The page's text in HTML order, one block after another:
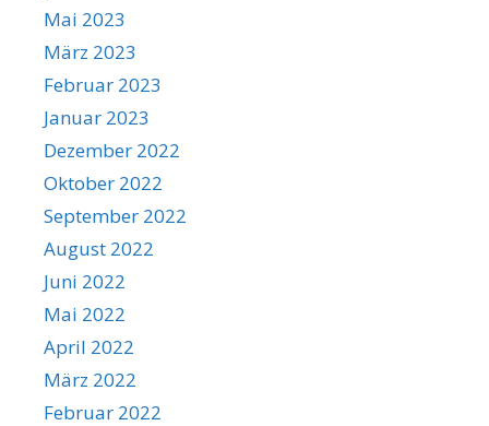
Mai 2023
März 2023
Februar 2023
Januar 2023
Dezember 2022
Oktober 2022
September 2022
August 2022
Juni 2022
Mai 2022
April 2022
März 2022
Februar 2022